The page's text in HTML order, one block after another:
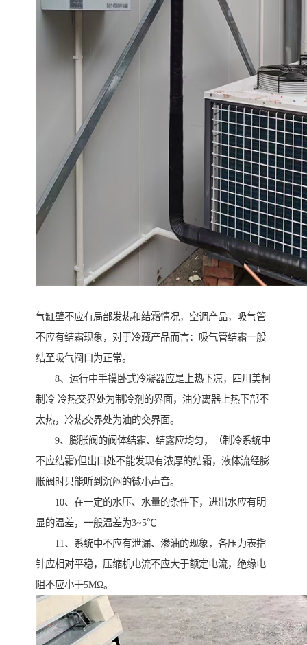
气缸壁不应有局部发热和结霜情况，空调产品，吸气管
不应有结霜现象，对于冷藏产品而言：吸气管结霜一般
结至吸气阀口为正常。
8、运行中手摸卧式冷凝器应是上热下凉，四川美柯
制冷 冷热交界处为制冷剂的界面，油分离器上热下部不
太热，冷热交界处为油的交界面。
9、膨胀阀的阀体结霜、结露应均匀，（制冷系统中
不应结霜)但出口处不能发现有浓厚的结霜，液体流经膨
胀阀时只能听到沉闷的微小声音。
10、在一定的水压、水量的条件下，进出水应有明
显的温差，一般温差为3~5℃
11、系统中不应有泄漏、渗油的现象，各压力表指
针应相对平稳，压缩机电流不应大于额定电流，绝缘电
阻不应小于5MΩ。